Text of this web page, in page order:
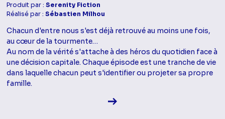
Produit par :Serenity Fiction
Réalisé par :Sébastien Milhou
Chacun d'entre nous s'est déjà retrouvé au moins une fois,
au cœur de la tourmente…
Au nom de la vérité s'attache à des héros du quotidien face à
une décision capitale. Chaque épisode est une tranche de vie
dans laquelle chacun peut s'identifier ou projeter sa propre
famille.
Voir la fiche diffusion